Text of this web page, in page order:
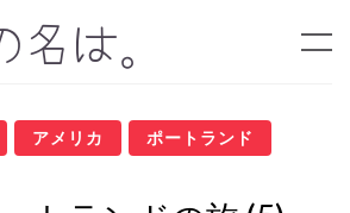
は。
アメリカ ポートランド